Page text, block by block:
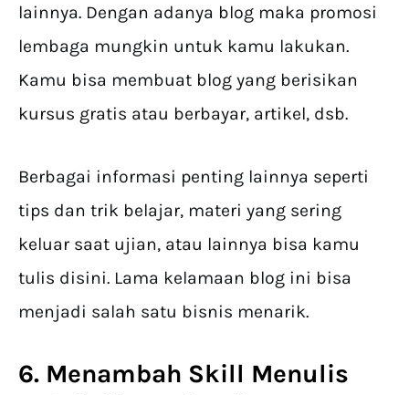
lainnya. Dengan adanya blog maka promosi
lembaga mungkin untuk kamu lakukan.
Kamu bisa membuat blog yang berisikan
kursus gratis atau berbayar, artikel, dsb.
Berbagai informasi penting lainnya seperti
tips dan trik belajar, materi yang sering
keluar saat ujian, atau lainnya bisa kamu
tulis disini. Lama kelamaan blog ini bisa
menjadi salah satu bisnis menarik.
6. Menambah Skill Menulis